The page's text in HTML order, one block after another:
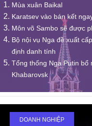
Mùa xuân Baikal
Karatsev vào bán kết
Môn võ Sambo sẽ được
Bộ nội vụ Nga đề xuất
định danh tính
Tổng thống Nga Putin bổ
Khabarovsk
DOANH NGHIỆP